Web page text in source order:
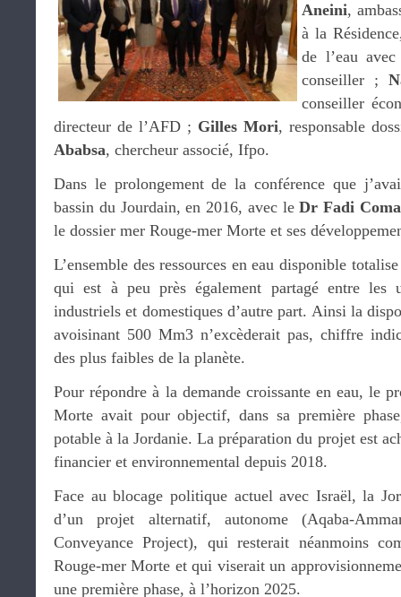
Aneini,
à la
de l’eau
conseiller ;
conseiller
directeur de l’AFD ; Gilles Mori, responsable
Ababsa, chercheur associé, Ifpo.
Dans le prolongement de la conférence que
bassin du Jourdain, en 2016, avec leDr Fadi
le dossier mer Rouge-mer Morte et ses
L’ensemble des ressources en eau disponible
qui est à peu près également partagé entre les
industriels et domestiques d’autre part. Ainsi la
avoisinant 500 Mm3 n’excèderait pas, chiffre
des plus faibles de la planète.
Pour répondre à la demande croissante en eau, le
Morte avait pour objectif, dans sa première
potable à la Jordanie. La préparation du projet est
financier et environnemental depuis 2018.
Face au blocage politique actuel avec Israël, la
d’un projet alternatif, autonome (Aqaba-
Conveyance Project), qui resterait néanmoins
Rouge-mer Morte et qui viserait un
une première phase, à l’horizon 2025.